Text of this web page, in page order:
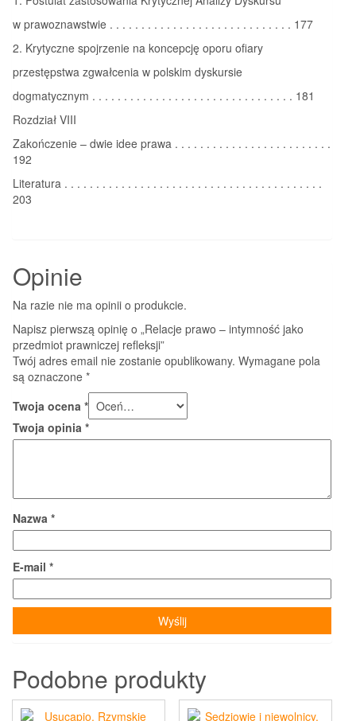
w prawoznawstwie . . . . . . . . . . . . . . . . . . . . . . . . . . . . . 177
2. Krytyczne spojrzenie na koncepcję oporu ofiary
przestępstwa zgwałcenia w polskim dyskursie
dogmatycznym . . . . . . . . . . . . . . . . . . . . . . . . . . . . . . . . 181
Rozdział VIII
Zakończenie – dwie idee prawa . . . . . . . . . . . . . . . . . . . . . . . . .
192
Literatura . . . . . . . . . . . . . . . . . . . . . . . . . . . . . . . . . . . . . . . . .
203
Opinie
Na razie nie ma opinii o produkcie.
Napisz pierwszą opinię o „Relacje prawo – intymność jako
przedmiot prawniczej refleksji”
Twój adres email nie zostanie opublikowany. Wymagane pola
są oznaczone *
Twoja ocena *
Twoja opinia *
Nazwa *
E-mail *
Podobne produkty